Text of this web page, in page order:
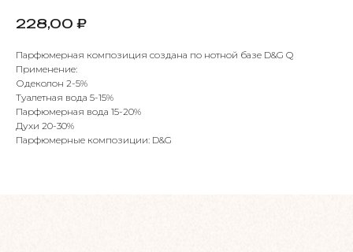
228,00 ₽
Парфюмерная композиция создана по нотной базе D&G Q
Применение:
Одеколон 2-5%
Туалетная вода 5-15%
Парфюмерная вода 15-20%
Духи 20-30%
Парфюмерные композиции: D&G